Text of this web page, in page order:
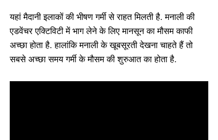
यहां मैदानी इलाकों की भीषण गर्मी से राहत मिलती है. मनाली की
एडवेंचर एक्टिविटी में भाग लेने के लिए मानसून का मौसम काफी
अच्छा होता है. हालांकि मनाली के खूबसूरती देखना चाहते हैं तो
सबसे अच्छा समय गर्मी के मौसम की शुरुआत का होता है.